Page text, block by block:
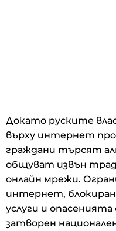
Докато руските
върху интернет
граждани търсят
общуват извън
онлайн мрежи.
интернет,
услуги и
затворен